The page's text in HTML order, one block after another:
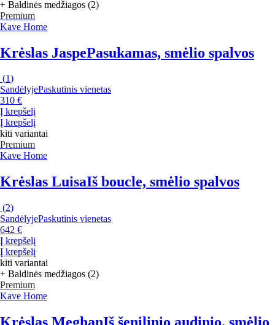
+ Baldinės medžiagos (2)
Premium
Kave Home
Krėslas JaspePasukamas, smėlio spalvos
(1)
SandėlyjePaskutinis vienetas
310 €
Į krepšelį
Į krepšelį
kiti variantai
Premium
Kave Home
Krėslas LuisaIš boucle, smėlio spalvos
(2)
SandėlyjePaskutinis vienetas
642 €
Į krepšelį
Į krepšelį
kiti variantai
+ Baldinės medžiagos (2)
Premium
Kave Home